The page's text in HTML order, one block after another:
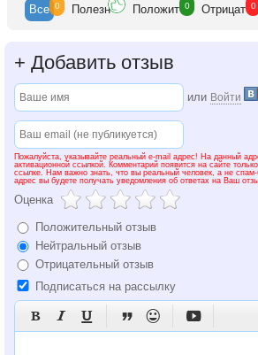
Все 0 Полезн Положит 0 Отрицат 0
+ Добавить отзыв
или Войти
Пожалуйста, указывайте реальный e-mail адрес! На данный
активационной ссылкой. Комментарий появится на сайте
ссылке. Нам важно знать, что вы реальный человек, а не спам-
адрес вы будете получать уведомления об ответах на Ваш
Оценка
Положительный отзыв
Нейтральный отзыв
Отрицательный отзыв
Подписаться на рассылку
     